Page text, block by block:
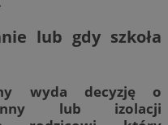
lub gdy szkoła
wyda decyzję o
lub izolacji